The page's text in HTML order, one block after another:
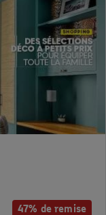
47% de remise